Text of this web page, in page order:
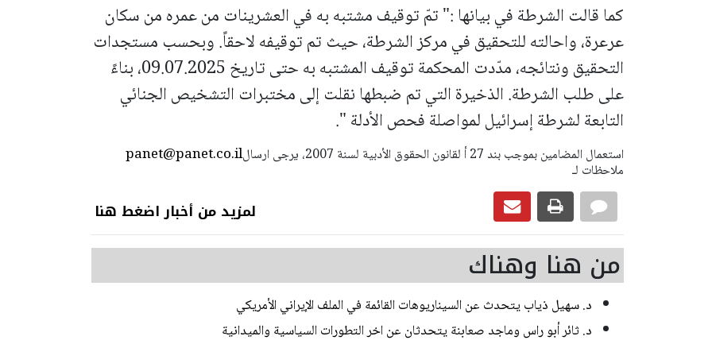
كما قالت الشرطة في بيانها :" تمّ توقيف مشتبه به في العشرينات من عمره من سكان
عرعرة، واحالته للتحقيق في مركز الشرطة، حيث تم توقيفه لاحقاً.وبحسب مستجدات
التحقيق ونتائجه، مدّدت المحكمة توقيف المشتبه به حتى تاريخ 09.07.2025، بناءً
على طلب الشرطة.الذخيرة التي تم ضبطها نقلت إلى مختبرات التشخيص الجنائي
التابعة لشرطة إسرائيل لمواصلة فحص الأدلة ".
panet@panet.co.ilاستعمال المضامين بموجب بند 27 أ لقانون الحقوق الأدبية لسنة 2007، يرجى ارسال
ملاحظات لـ
لمزيد من أخبار اضغط هنا
من هنا وهناك
د. سهيل ذياب يتحدث عن السيناريوهات القائمة في الملف الإيراني الأمريكي
د. ثائر أبو راس وماجد صعابنة يتحدثان عن اخر التطورات السياسية والميدانية